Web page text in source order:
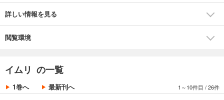
詳しい情報を見る
閲覧環境
イムリ の一覧
1巻へ 最新刊へ 1～10件目 /26件